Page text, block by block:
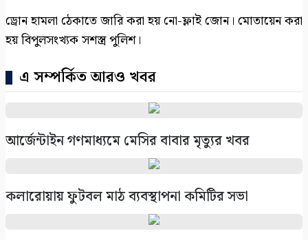
ড্রোন হামলা ঠেকাতে জারি করা হয় নো-ফ্লাই জোন। মোতায়েন করা
হয় বিপুলসংখ্যক সশস্ত্র পুলিশ।
এ সম্পর্কিত আরও খবর
আর্জেন্টাইন গণমাধ্যমে মেসির বাবার মৃত্যুর খবর
কলারোয়ায় ফুটবল মাঠ ব্যবস্থাপনা কমিটির সভা